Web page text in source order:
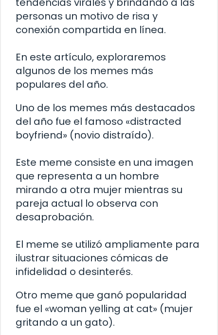
personas un motivo de risa y
conexión compartida en línea.
En este artículo, exploraremos
algunos de los memes más
populares del año.
Uno de los memes más destacados
del año fue el famoso «distracted
boyfriend» (novio distraído).
Este meme consiste en una imagen
que representa a un hombre
mirando a otra mujer mientras su
pareja actual lo observa con
desaprobación.
El meme se utilizó ampliamente para
ilustrar situaciones cómicas de
infidelidad o desinterés.
Otro meme que ganó popularidad
fue el «woman yelling at cat» (mujer
gritando a un gato).